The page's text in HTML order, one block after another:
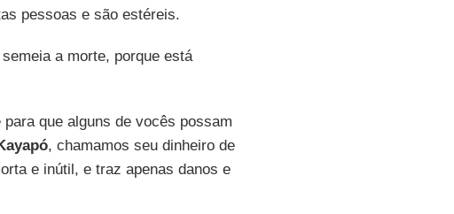
pessoas e são estéreis.
a morte, porque está
que alguns de vocês possam
, chamamos seu dinheiro de
e inútil, e traz apenas danos e